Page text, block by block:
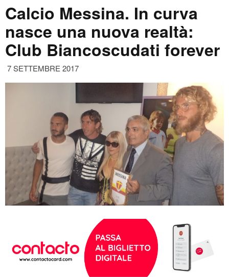
Calcio Messina. In curva
nasce una nuova realtà:
Club Biancoscudati forever
7 SETTEMBRE 2017